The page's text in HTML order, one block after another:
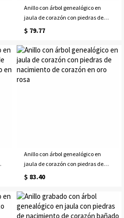
Anillo con árbol genealógico en
jaula de corazón con piedras de
nacimiento de corazón en platino
$ 79.77
Anillo con árbol genealógico en
jaula de corazón con piedras de
nacimiento de corazón en oro rosa
$ 83.40